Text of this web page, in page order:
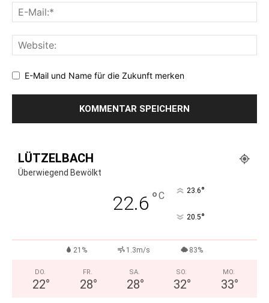
E-Mail und Name für die Zukunft merken
LÜTZELBACH
Überwiegend Bewölkt
22.6 °C 23.6°
20.5°
21% 1.3m/s 83%
DO.
22°
FR.
28°
SA.
28°
SO.
32°
MO.
33°